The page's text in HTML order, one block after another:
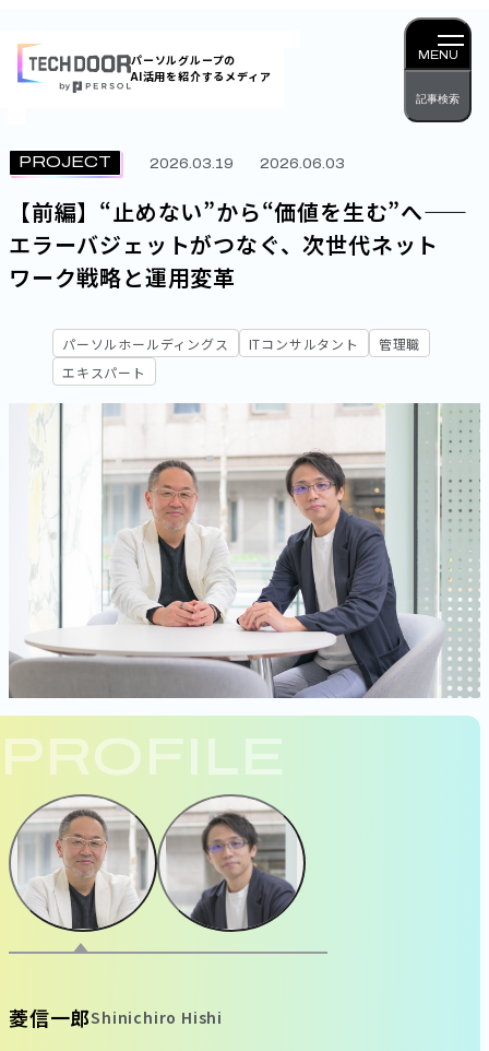
容
を
キッ
プ
パーソルグループの
AI活用を紹介するメディア
MENU
記事検索
PROJECT 2026.03.19 2026.06.03
【前編】“止めない”から“価値を生む”へ——
エラーバジェットがつなぐ、次世代ネット
ワーク戦略と運用変革
パーソルホールディングス ITコンサルタント
管理職
エキスパート
PROFILE
菱信一郎Shinichiro Hishi